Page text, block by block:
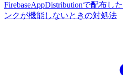
FirebaseAppDistributionで配布し
ンクが機能しないときの対処法